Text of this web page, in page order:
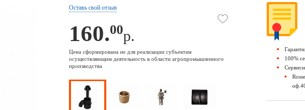
Оставь свой отзыв
160.00р.
Цена сформирована не для реализации субъектам
осуществляющим деятельность в области агропромышленного
производства
100%